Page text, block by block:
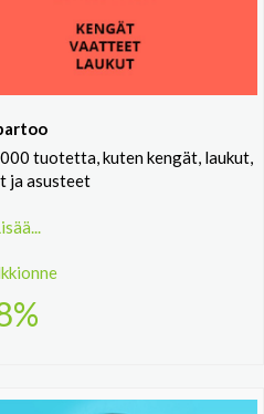
tuotetta, kuten kengät, laukut,
ja asusteet